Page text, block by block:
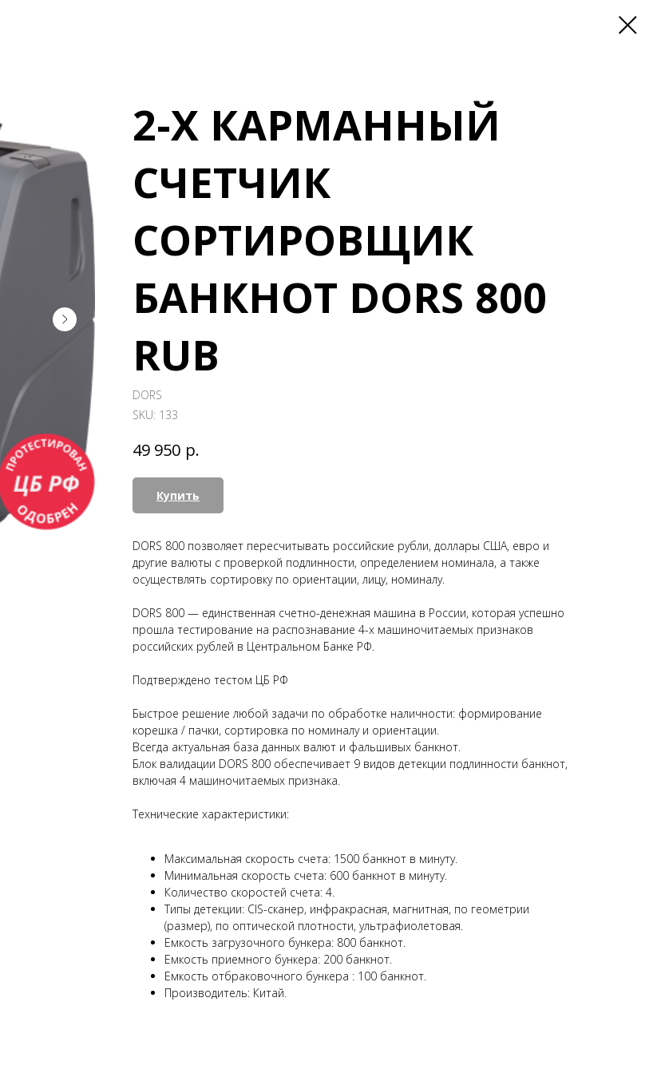
2-Х КАРМАННЫЙ
СЧЕТЧИК
СОРТИРОВЩИК
БАНКНОТ DORS 800
RUB
DORS
SKU: 133
49 950 р.
Купить
DORS 800 позволяет пересчитывать российские рубли, доллары США, евро и
другие валюты с проверкой подлинности, определением номинала, а также
осуществлять сортировку по ориентации, лицу, номиналу.
DORS 800 — единственная счетно-денежная машина в России, которая успешно
прошла тестирование на распознавание 4-х машиночитаемых признаков
российских рублей в Центральном Банке РФ.
Подтверждено тестом ЦБ РФ
Быстрое решение любой задачи по обработке наличности: формирование
корешка / пачки, сортировка по номиналу и ориентации.
Всегда актуальная база данных валют и фальшивых банкнот.
Блок валидации DORS 800 обеспечивает 9 видов детекции подлинности банкнот,
включая 4 машиночитаемых признака.
Технические характеристики:
Максимальная скорость счета: 1500 банкнот в минуту.
Минимальная скорость счета: 600 банкнот в минуту.
Количество скоростей счета: 4.
Типы детекции: CIS-сканер, инфракрасная, магнитная, по геометрии
(размер), по оптической плотности, ультрафиолетовая.
Емкость загрузочного бункера: 800 банкнот.
Емкость приемного бункера: 200 банкнот.
Емкость отбраковочного бункера : 100 банкнот.
Производитель: Китай.